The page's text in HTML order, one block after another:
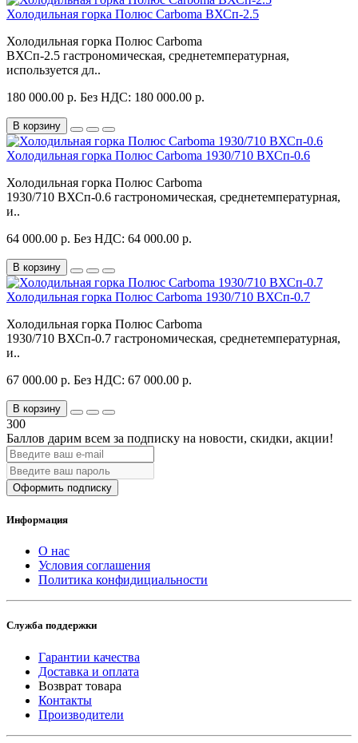
Холодильная горка Полюс Carboma ВХСп-2.5
Холодильная горка Полюс Carboma
ВХСп-2.5 гастрономическая, среднетемпературная,
используется дл..
180 000.00 р. Без НДС: 180 000.00 р.
В корзину
Холодильная горка Полюс Carboma 1930/710 ВХСп-0.6
Холодильная горка Полюс Carboma
1930/710 ВХСп-0.6 гастрономическая, среднетемпературная,
и..
64 000.00 р. Без НДС: 64 000.00 р.
В корзину
Холодильная горка Полюс Carboma 1930/710 ВХСп-0.7
Холодильная горка Полюс Carboma
1930/710 ВХСп-0.7 гастрономическая, среднетемпературная,
и..
67 000.00 р. Без НДС: 67 000.00 р.
В корзину
300
Баллов дарим всем за подписку на новости, скидки, акции!
Оформить подписку
Информация
О нас
Условия соглашения
Политика конфидициальности
Служба поддержки
Гарантии качества
Доставка и оплата
Возврат товара
Контакты
Производители